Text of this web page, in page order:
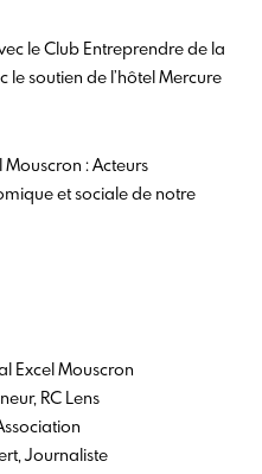
le Club Entreprendre de la
soutien de l’hôtel Mercure
Mouscron : Acteurs
et sociale de notre
Excel Mouscron
RC Lens
Journaliste